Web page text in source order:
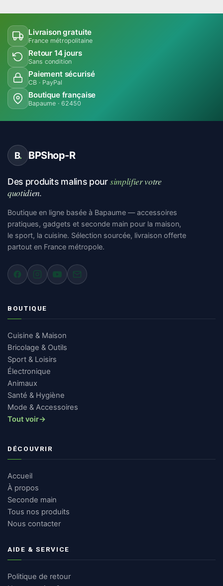
Livraison gratuite
France métropolitaine
Retour 14 jours
Sans condition
Paiement sécurisé
CB · PayPal
Boutique française
Bapaume · 62450
B. BPShop-R
Des produits malins poursimplifier votre
quotidien.
Boutique en ligne basée à Bapaume — accessoires
pratiques, gadgets et seconde main pour la maison,
le sport, la cuisine. Sélection sourcée, livraison offerte
partout en France métropole.
BOUTIQUE
Cuisine & Maison
Bricolage & Outils
Sport & Loisirs
Électronique
Animaux
Santé & Hygiène
Mode & Accessoires
Tout voir→
DÉCOUVRIR
Accueil
À propos
Seconde main
Tous nos produits
Nous contacter
AIDE & SERVICE
Politique de retour